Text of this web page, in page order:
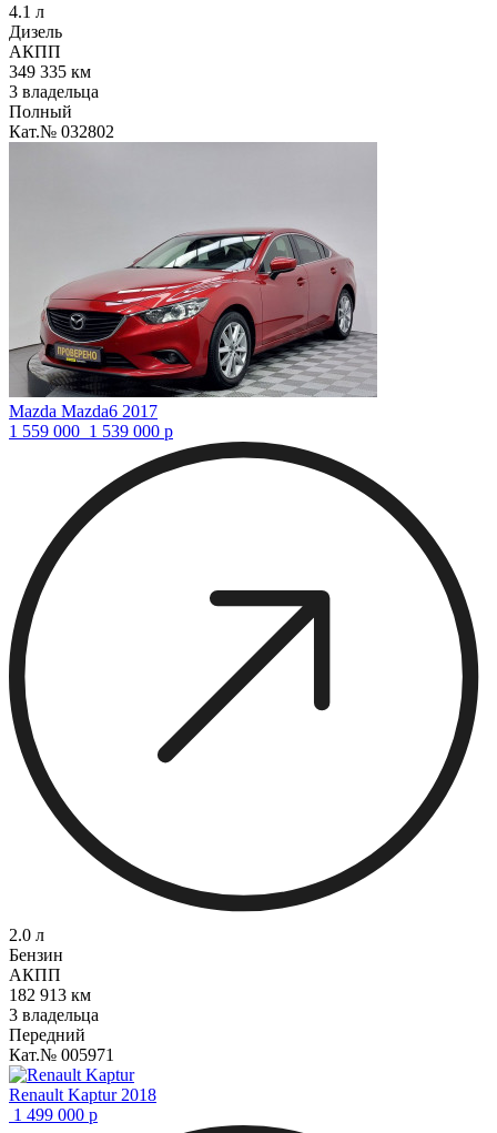
4.1 л
Дизель
АКПП
349 335 км
3 владельца
Полный
Кат.№ 032802
Mazda Mazda6 2017
1 559 000 1 539 000 р
2.0 л
Бензин
АКПП
182 913 км
3 владельца
Передний
Кат.№ 005971
Renault Kaptur 2018
1 499 000 р